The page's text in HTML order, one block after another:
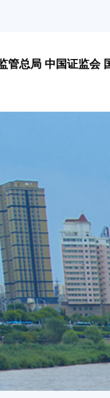
总局 中国证监